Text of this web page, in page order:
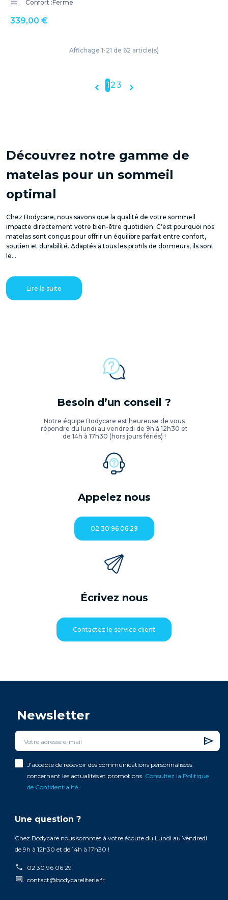
Confort :Ferme
339,00 €
Affichage 1-21 de 62 article(s)
 123 
Découvrez notre gamme de
matelas pour un sommeil
optimal
Chez Bodycare, nous savons que la qualité de votre sommeil
impacte directement votre bien-être quotidien. C’est pourquoi nos
matelas sont conçus pour offrir un équilibre parfait entre confort,
soutien et durabilité. Adaptés à tous les profils de dormeurs, ils sont
le...
Lire la suite
Besoin d’un conseil ?
Notre équipe Bodycare est heureuse de vous
répondre du lundi au vendredi de 9h à 12h30 et
de 14h à 17h30 (hors jours fériés) !
Appelez nous
02 30 96 06 29
Écrivez nous
Contactez le service client
Newsletter
J'accepte de recevoir des communications personnalisées
concernant les actualités et promotions. Consultez la Politique
de Confidentialité.
Une question ?
Chez Bodycare nous sommes à votre écoute du Lundi au Vendredi
de 9h à 12h30 et de 14h à 17h30 !
call 02 30 96 06 29
comment contact@bodycareliterie.fr